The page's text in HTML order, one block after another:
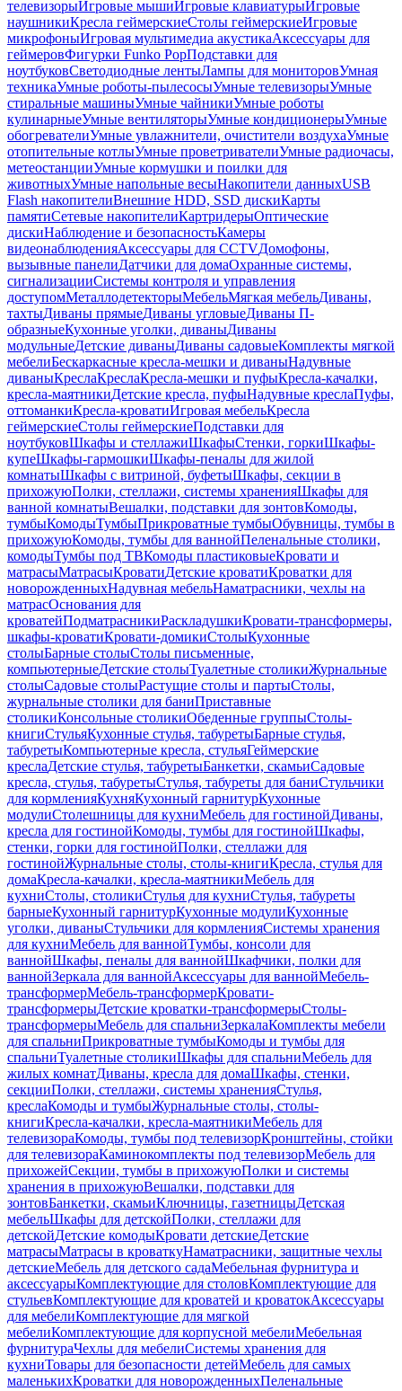
телевизорыИгровые мышиИгровые клавиатурыИгровые
наушникиКресла геймерскиеСтолы геймерскиеИгровые
микрофоныИгровая мультимедиа акустикаАксессуары для
геймеровФигурки Funko PopПодставки для
ноутбуковСветодиодные лентыЛампы для мониторовУмная
техникаУмные роботы-пылесосыУмные телевизорыУмные
стиральные машиныУмные чайникиУмные роботы
кулинарныеУмные вентиляторыУмные кондиционерыУмные
обогревателиУмные увлажнители, очистители воздухаУмные
отопительные котлыУмные проветривателиУмные радиочасы,
метеостанцииУмные кормушки и поилки для
животныхУмные напольные весыНакопители данныхUSB
Flash накопителиВнешние HDD, SSD дискиКарты
памятиСетевые накопителиКартридерыОптические
дискиНаблюдение и безопасностьКамеры
видеонаблюденияАксессуары для CCTVДомофоны,
вызывные панелиДатчики для домаОхранные системы,
сигнализацииСистемы контроля и управления
доступомМеталлодетекторыМебельМягкая мебельДиваны,
тахтыДиваны прямыеДиваны угловыеДиваны П-
образныеКухонные уголки, диваныДиваны
модульныеДетские диваныДиваны садовыеКомплекты мягкой
мебелиБескаркасные кресла-мешки и диваныНадувные
диваныКреслаКреслаКресла-мешки и пуфыКресла-качалки,
кресла-маятникиДетские кресла, пуфыНадувные креслаПуфы,
оттоманкиКресла-кроватиИгровая мебельКресла
геймерскиеСтолы геймерскиеПодставки для
ноутбуковШкафы и стеллажиШкафыСтенки, горкиШкафы-
купеШкафы-гармошкиШкафы-пеналы для жилой
комнатыШкафы с витриной, буфетыШкафы, секции в
прихожуюПолки, стеллажи, системы храненияШкафы для
ванной комнатыВешалки, подставки для зонтовКомоды,
тумбыКомодыТумбыПрикроватные тумбыОбувницы, тумбы в
прихожуюКомоды, тумбы для ваннойПеленальные столики,
комодыТумбы под ТВКомоды пластиковыеКровати и
матрасыМатрасыКроватиДетские кроватиКроватки для
новорожденныхНадувная мебельНаматрасники, чехлы на
матрасОснования для
кроватейПодматрасникиРаскладушкиКровати-трансформеры,
шкафы-кроватиКровати-домикиСтолыКухонные
столыБарные столыСтолы письменные,
компьютерныеДетские столыТуалетные столикиЖурнальные
столыСадовые столыРастущие столы и партыСтолы,
журнальные столики для баниПриставные
столикиКонсольные столикиОбеденные группыСтолы-
книгиСтульяКухонные стулья, табуретыБарные стулья,
табуретыКомпьютерные кресла, стульяГеймерские
креслаДетские стулья, табуретыБанкетки, скамьиСадовые
кресла, стулья, табуретыСтулья, табуреты для баниСтульчики
для кормленияКухняКухонный гарнитурКухонные
модулиСтолешницы для кухниМебель для гостинойДиваны,
кресла для гостинойКомоды, тумбы для гостинойШкафы,
стенки, горки для гостинойПолки, стеллажи для
гостинойЖурнальные столы, столы-книгиКресла, стулья для
домаКресла-качалки, кресла-маятникиМебель для
кухниСтолы, столикиСтулья для кухниСтулья, табуреты
барныеКухонный гарнитурКухонные модулиКухонные
уголки, диваныСтульчики для кормленияСистемы хранения
для кухниМебель для ваннойТумбы, консоли для
ваннойШкафы, пеналы для ваннойШкафчики, полки для
ваннойЗеркала для ваннойАксессуары для ваннойМебель-
трансформерМебель-трансформерКровати-
трансформерыДетские кроватки-трансформерыСтолы-
трансформерыМебель для спальниЗеркалаКомплекты мебели
для спальниПрикроватные тумбыКомоды и тумбы для
спальниТуалетные столикиШкафы для спальниМебель для
жилых комнатДиваны, кресла для домаШкафы, стенки,
секцииПолки, стеллажи, системы храненияСтулья,
креслаКомоды и тумбыЖурнальные столы, столы-
книгиКресла-качалки, кресла-маятникиМебель для
телевизораКомоды, тумбы под телевизорКронштейны, стойки
для телевизораКаминокомплекты под телевизорМебель для
прихожейСекции, тумбы в прихожуюПолки и системы
хранения в прихожуюВешалки, подставки для
зонтовБанкетки, скамьиКлючницы, газетницыДетская
мебельШкафы для детскойПолки, стеллажи для
детскойДетские комодыКровати детскиеДетские
матрасыМатрасы в кроваткуНаматрасники, защитные чехлы
детскиеМебель для детского садаМебельная фурнитура и
аксессуарыКомплектующие для столовКомплектующие для
стульевКомплектующие для кроватей и кроватокАксессуары
для мебелиКомплектующие для мягкой
мебелиКомплектующие для корпусной мебелиМебельная
фурнитураЧехлы для мебелиСистемы хранения для
кухниТовары для безопасности детейМебель для самых
маленькихКроватки для новорожденныхПеленальные